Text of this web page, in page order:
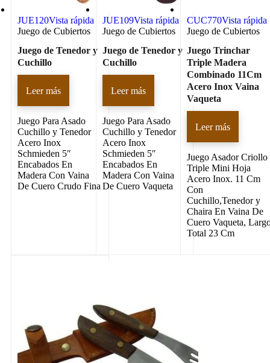
JUE120Vista rápida
Juego de Cubiertos
Juego de Tenedor y
Cuchillo
Leer más
Juego Para Asado
Cuchillo y Tenedor
Acero Inox
Schmieden 5″
Encabados En
Madera Con Vaina
De Cuero Crudo Fina
JUE109Vista rápida
Juego de Cubiertos
Juego de Tenedor y
Cuchillo
Leer más
Juego Para Asado
Cuchillo y Tenedor
Acero Inox
Schmieden 5″
Encabados En
Madera Con Vaina
De Cuero Vaqueta
CUC770Vista rápida
Juego de Cubiertos
Juego Trinchar
Triple Madera
Combinado 11Cm
Acero Inox Vaina
Vaqueta
Leer más
Juego Asador Criollo
Triple Mini Hoja
Acero Inox. 11 Cm
Con
Cuchillo,Tenedor y
Chaira En Vaina De
Cuero Vaqueta,
Total 23 Cm